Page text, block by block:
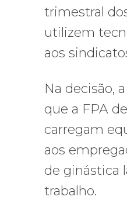
trimestral
utilizem
aos
Na decisão,
que a FPA
carregam
aos
de ginástica
trabalho.